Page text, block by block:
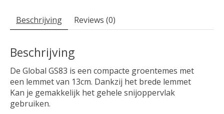
Beschrijving Reviews (0)
Beschrijving
De Global GS83 is een compacte groentemes met
een lemmet van 13cm. Dankzij het brede lemmet
Kan je gemakkelijk het gehele snijoppervlak
gebruiken.